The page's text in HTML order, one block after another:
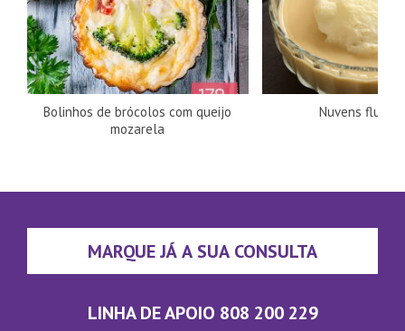
Bolinhos de brócolos com queijo
mozarela
Nuvens
MARQUE JÁ A SUA CONSULTA
LINHA DE APOIO 808 200 229